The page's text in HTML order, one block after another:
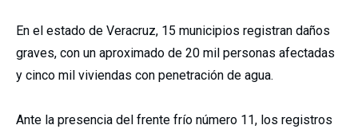
En el estado de Veracruz, 15 municipios registran daños
graves, con un aproximado de 20 mil personas afectadas
y cinco mil viviendas con penetración de agua.
Ante la presencia del frente frío número 11, los registros